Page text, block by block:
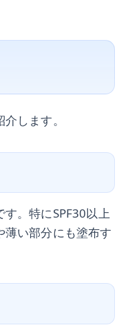
します。
。特にSPF30以上
い部分にも塗布す